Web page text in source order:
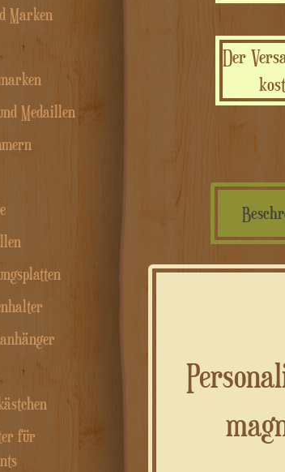
Der
Marken
Medaillen
für